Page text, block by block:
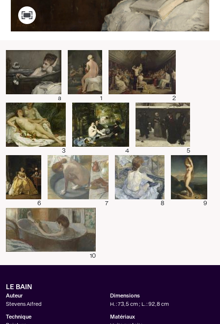
a 1 2
3 4 5
6 7 8 9
10
LE BAIN
Auteur
Stevens Alfred
Dimensions
H. : 73,5 cm ; L. : 92,8 cm
Technique
Matériaux